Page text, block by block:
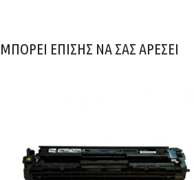
ΜΠΟΡΕΙ ΕΠΙΣΗΣ ΝΑ ΣΑΣ ΑΡΕΣΕΙ